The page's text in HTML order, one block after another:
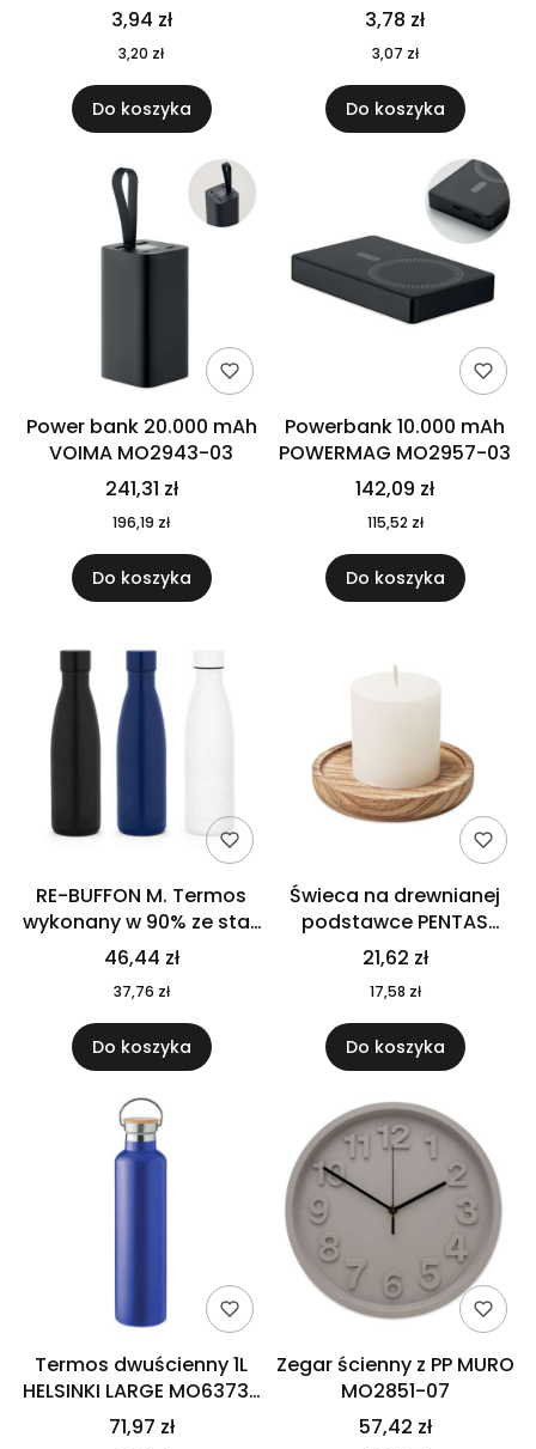
3,94 zł
3,20 zł
Do koszyka
3,78 zł
3,07 zł
Do koszyka
Power bank 20.000 mAh
VOIMA MO2943-03
241,31 zł
196,19 zł
Do koszyka
Powerbank 10.000 mAh
POWERMAG MO2957-03
142,09 zł
115,52 zł
Do koszyka
RE-BUFFON M. Termos
wykonany w 90% ze stali
nierdzewnej
pochodzącej z
recyklingu 520 ml 94294
46,44 zł
37,76 zł
Do koszyka
Świeca na drewnianej
podstawce PENTAS
MO6282-40
21,62 zł
17,58 zł
Do koszyka
Termos dwuścienny 1L
HELSINKI LARGE MO6373-
04
71,97 zł
Zegar ścienny z PP MURO
MO2851-07
57,42 zł